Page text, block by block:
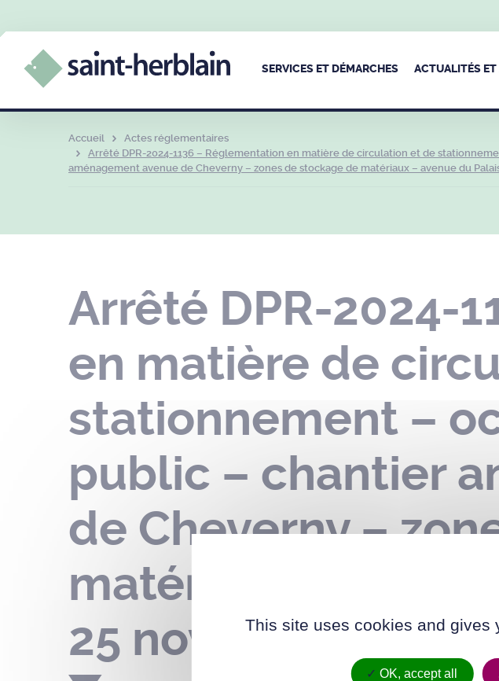
SERVICES ET DÉMARCHES ACTUALITÉS
Accueil
Actes réglementaires
Arrêté DPR-2024-1136 – Réglementation en matière de circulation et de
aménagement avenue de Cheverny – zones de stockage de matériaux – avenue du
Arrêté DPR-2024-
en matière de
stationnement –
public – chantier
de Cheverny –
matériaux –
25 novembre 2024
This site uses cookies and gives
OK, accept all